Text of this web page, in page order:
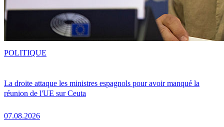
La droite attaque les ministres espagnols pour avoir manqué la
réunion de l'UE sur Ceuta
07.08.2026
POLITIQUE